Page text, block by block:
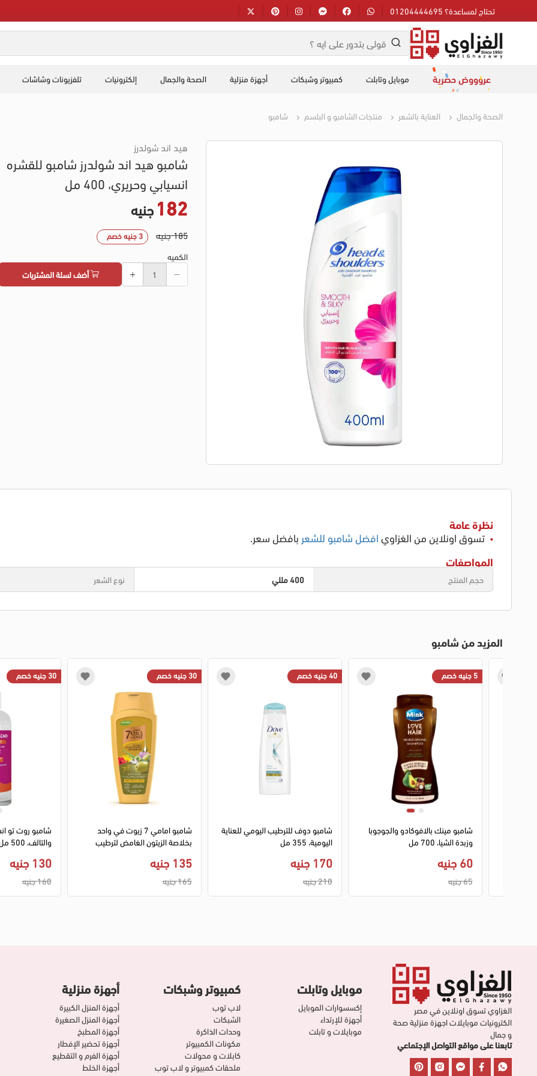
تحتاج لمساعدة؟ 01204444695
عروووض حصرية موبايل وتابلت كمبيوتر وشبكات أجهزة منزلية الصحة والجمال إلكترونيات تلفزيونات وشاشات
الصحة والجمال العناية بالشعر منتجات الشامبو و البلسم شامبو
هيد اند شولدرز
شامبو هيد اند شولدرز شامبو للقشره
انسيابي وحريري، 400 مل
182 جنيه
185 جنيه 3 جنيه خصم
الكميه
أضف لسلة المشتريات
نظرة عامة
تسوق اونلاين من الغزاويافضل شامبو للشعر بافضل سعر.
المواصفات
حجم المنتج 400 مللي نوع الشعر
المزيد من شامبو
30 جنيه خصم
شامبو روت تو
والتالف، 500 مل
130 جنيه
160 جنيه
30 جنيه خصم
شامبو امامي 7 زيوت في واحد
بخلاصة الزيتون الغامض لترطيب
135 جنيه
165 جنيه
40 جنيه خصم
شامبو دوف للترطيب اليومي للعناية
اليومية، 355 مل
170 جنيه
210 جنيه
5 جنيه خصم
شامبو مينك بالافوكادو والجوجوبا
وزبدة الشيا، 700 مل
60 جنيه
65 جنيه
الغزاوي تسوق اونلاين في مصر
الكترونيات موبايلات اجهزة منزلية صحة
و جمال
تابعنا على مواقع التواصل الإجتماعي
موبايل وتابلت
إكسسوارات الموبايل
أجهزة للإرتداء
موبايلات و تابلت
كمبيوتر وشبكات
لاب توب
الشبكات
وحدات الذاكرة
مكونات الكمبيوتر
كابلات و محولات
ملحقات كمبيوتر و لاب توب
أجهزة منزلية
أجهزة المنزل الكبيرة
أجهزة المنزل الصغيرة
أجهزة المطبخ
أجهزة تحضير الإفطار
أجهزة الفرم و التقطيع
أجهزة الخلط